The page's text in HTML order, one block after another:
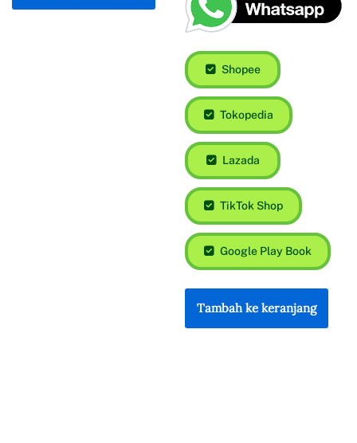
Shopee
Tokopedia
Lazada
TikTok Shop
Google Play Book
Tambah ke keranjang